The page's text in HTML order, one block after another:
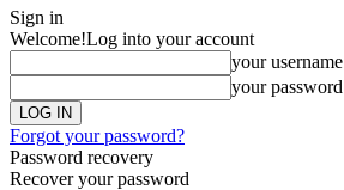
Sign in
Welcome!Log into your account
your username
your password
Forgot your password?
Password recovery
Recover your password